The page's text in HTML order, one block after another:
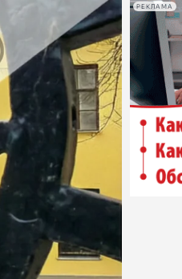
РЕКЛАМА